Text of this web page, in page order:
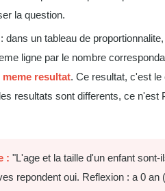
la question.
dans un tableau de
ligne par le nombre
resultat. Ce resultat, c'est le
resultats sont differents, ce n'est
: "L'age et la taille d'un enfant sont-
repondent oui. Reflexion : a 0 an